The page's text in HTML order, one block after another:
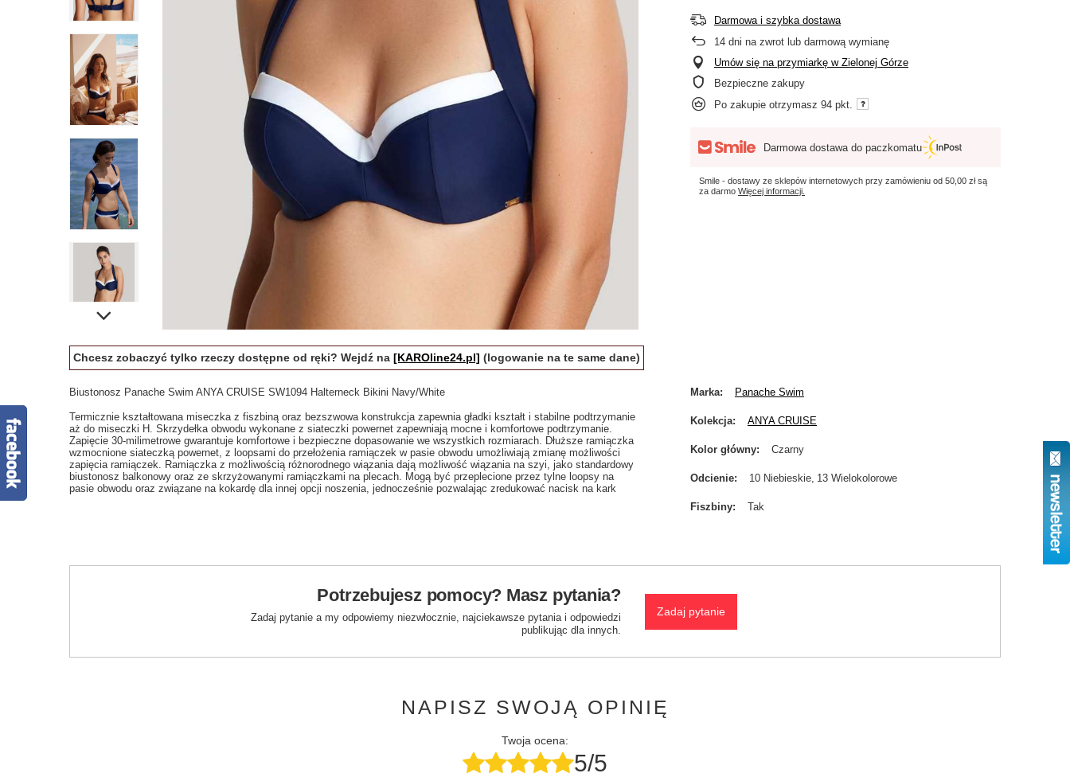
Darmowa i szybka dostawa
14 dni na zwrot lub darmową wymianę
Umów się na przymiarkę w Zielonej Górze
Bezpieczne zakupy
Po zakupie otrzymasz94 pkt.
Darmowa dostawa do paczkomatu
Smile - dostawy ze sklepów internetowych przy zamówieniu od50,00 złsą
za darmoWięcej informacji.
Chcesz zobaczyć tylko rzeczy dostępne od ręki? Wejdź na [KAROline24.pl] (logowanie na te same dane)
Biustonosz Panache Swim ANYA CRUISE SW1094 Halterneck Bikini Navy/White
Termicznie kształtowana miseczka z fiszbiną oraz bezszwowa konstrukcja zapewnia gładki kształt i stabilne podtrzymanie
aż do miseczki H. Skrzydełka obwodu wykonane z siateczki powernet zapewniają mocne i komfortowe podtrzymanie.
Zapięcie 30-milimetrowe gwarantuje komfortowe i bezpieczne dopasowanie we wszystkich rozmiarach. Dłuższe ramiączka
wzmocnione siateczką powernet, z loopsami do przełożenia ramiączek w pasie obwodu umożliwiają zmianę możliwości
zapięcia ramiączek. Ramiączka z możliwością różnorodnego wiązania dają możliwość wiązania na szyi, jako standardowy
biustonosz balkonowy oraz ze skrzyżowanymi ramiączkami na plecach. Mogą być przeplecione przez tylne loopsy na
pasie obwodu oraz związane na kokardę dla innej opcji noszenia, jednocześnie pozwalając zredukować nacisk na kark
Marka Panache Swim
Kolekcja ANYA CRUISE
Kolor główny Czarny
Odcienie 10 Niebieskie 13 Wielokolorowe
Fiszbiny Tak
Potrzebujesz pomocy? Masz pytania?
Zadaj pytanie a my odpowiemy niezwłocznie, najciekawsze pytania i odpowiedzi
publikując dla innych.
Zadaj pytanie
NAPISZ SWOJĄ OPINIĘ
Twoja ocena:
5/5